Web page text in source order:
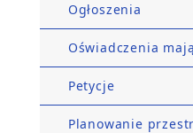
Ogłoszenia
Oświadczenia
Petycje
Planowanie